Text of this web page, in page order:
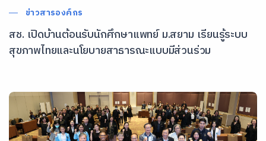
ข่าวสารองค์กร
สช. เปิดบ้านต้อนรับนักศึกษาแพทย์ ม.สยาม เรียนรู้ระบบ
สุขภาพไทยและนโยบายสาธารณะแบบมีส่วนร่วม